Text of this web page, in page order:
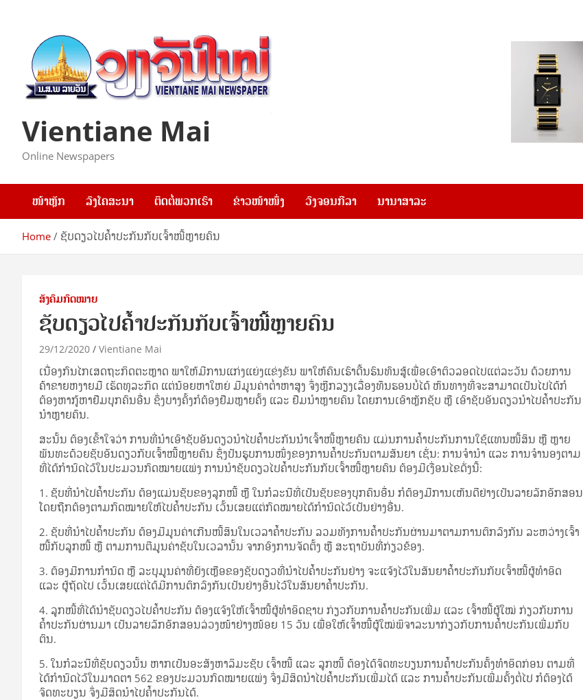
Vientiane Mai
Online Newspapers
ໜ້າຫຼັກ ລົງໂຄສະນາ ຕິດຕໍ່ພວກເຮົາ ຂ່າວໜ້າໜຶ່ງ ວົງຈອນກີລາ ນານາສາລະ
Home ຊັບດຽວໄປຄ້ຳປະກັນກັບເຈົ້າໜີ້ຫຼາຍຄົນ
ສັງຄົມກົດໝາຍ
ຊັບດຽວໄປຄ້ຳປະກັນກັບເຈົ້າໜີ້ຫຼາຍຄົນ
29/12/2020 Vientiane Mai
ເນື່ອງ​ກົນ​ໄກ​ເສດ­ຖະ­ກິດ​ຕະ­ຫຼາດ ພາ­ໃຫ້​ມີ​ການ​ແກ່ງ​ແຍ່ງ​ແຂ່ງ­ຂັນ ພາ­ໃຫ້​ຄົນ​ເຮົາ​ດີ້ນ­ຮົນ​ທົນ​ສູ້​ເພື່ອ​ເອົາ​ຕົວ​ລອດ​ໄປ​ແຕ່​ລະ​ວັນ ດ້ວຍ​ການ​
ຄ້າ­ຂາຍ​ຫງາຍ​ມື ເຮັດ​ທຸ­ລະ​ກິດ ແຕ່​ນ້ອຍ​ຫາ​ໃຫຍ່ ມີ​ມູນ​ຄ່າ​ຕ່ຳ​ຫາ​ສູງ ຈຶ່ງ​ຫຼີກ​ລຽງ​ເລື່ອງ​ທຶນ­ຮອນ​ບໍ່​ໄດ້ ຫົນ­ທາງ​ທີ່​ຈະ​ສາ­ມາດ​ເປັນ​ໄປ​ໄດ້​ກໍ​
ຕ້ອງ​ຫາ​ກູ້​ຫາ​ຢືມ​ບຸກ­ຄົນ​ອື່ນ ຊຶ່ງ​ບາງ​ຄັ້ງ​ກໍ​ຕ້ອງ​ຢືມ​ຫຼາຍ​ຄັ້ງ ແລະ ຢືມ​ນຳ​ຫຼາຍ​ຄົນ ໂດຍ​ການ​ເອົາ​ຫຼັກ​ຊັບ ຫຼື ເອົາ​ຊັບ​ອັນ​ດຽວ​ນຳ­ໄປ​ຄ້ຳ­ປະ­ກັນ​
ນຳ​ຫຼາຍ​ຄົນ.
ສະ­ນັ້ນ ຕ້ອງ​ເຂົ້າ­ໃຈ​ວ່າ ການ​ທີ່​ນຳ​ເອົາ​ຊັບ​ອັນ​ດຽວ​ນຳ­ໄປ​ຄ້ຳ­ປະ­ກັນ​ນຳ​ເຈົ້າ​ໜີ້​ຫຼາຍ​ຄົນ ແມ່ນ​ການ​ຄ້ຳ­ປະ­ກັນ​ການ​ໃຊ້​ແທນ​ໜີ້​ສິນ ຫຼື ຫຼາຍ​
ພັນ­ທະ​ດ້ວຍ​ຊັບ​ອັນ​ດຽວ​ກັບ​ເຈົ້າ​ໜີ້​ຫຼາຍ​ຄົນ ຊຶ່ງ​ປັນ​ຮູບ​ການ​ໜຶ່ງ​ຂອງ​ການ​ຄ້ຳ­ປະ­ກັນ​ຕາມ​ສັນ­ຍາ ເຊັ່ນ: ການ​ຈຳ­ນຳ ແລະ ການ​ຈຳ​ນອງ​ຕາມ​
ທີ່​ໄດ້​ກຳ­ນົດ​ໄວ້​ໃນ​ປະ­ມວນ​ກົດ­ໝາຍ​ແພ່ງ ການ​ນຳ​ຊັບ​ດຽວ​ໄປ​ຄ້ຳ­ປະ­ກັນ​ກັບ​ເຈົ້າ​ໜີ້​ຫຼາຍ​ຄົນ ຕ້ອງ​ມີ​ເງື່ອນ­ໄຂ​ດັ່ງ­ນີ້:
1. ຊັບ​ທີ່​ນຳ­ໄປ​ຄ້ຳ­ປະ­ກັນ ຕ້ອງ​ແມ່ນ​ຊັບ​ຂອງ​ລູກ​ໜີ້ ຫຼື ໃນ​ກໍ­ລະ­ນີ​ທີ່​ເປັນ​ຊັບ​ຂອງ​ບຸກ­ຄົນ​ອື່ນ ກໍ​ຕ້ອງ​ມີ​ການ​ເຫັນ​ດີ​ຢ່າງ​ເປັນ​ລາຍ​ລັກ​ອັກ­ສອນ
ໂດຍ​ຖືກ­ຕ້ອງ​ຕາມ​ກົດ­ໝາຍ​ໃຫ້​ໄປ​ຄ້ຳ­ປະ­ກັນ ເວັ້ນ​ເສຍ​ແຕ່​ກົດ­ໝາຍ​ໄດ້​ກຳ­ນົດ​ໄວ້​ເປັນ​ຢ່າງ​ອື່ນ.
2. ຊັບ​ທີ່​ນຳ­ໄປ​ຄ້ຳ­ປະ­ກັນ ຕ້ອງ​ມີ​ມູນ​ຄ່າ​ເກີນ​ໜີ້​ສິນ​ໃນ​ເວ­ລາ​ຄ້ຳ­ປະ­ກັນ ລວມ​ທັງ​ການ​ຄ້ຳ­ປະ­ກັນ​ຜ່ານ​ມາ​ຕາມ​ການ​ຕົກ­ລົງ​ກັນ ລະ­ຫວ່າງ​ເຈົ້າ​
ໜີ້​ກັບ​ລູກ​ໜີ້ ຫຼື ຕາມ​ການ​ຕີ​ມູນ​ຄ່າ​ຊັບ​ໃນ​ເວ­ລາ​ນັ້ນ ຈາກ​ອົງ​ການ­ຈັດ­ຕັ້ງ ຫຼື ສະ​ຖາ​ບັນ​ທີ່​ກ່ຽວ­ຂ້ອງ.
3. ຕ້ອງ​ມີ​ການ​ກຳ­ນົດ ຫຼື ລະ­ບຸ​ມູນ​ຄ່າ​ທີ່​ຍັງ​ເຫຼືອ​ຂອງ​ຊັບ​ດຽວ​ທີ່​ນຳ­ໄປ​ຄ້ຳ­ປະ­ກັນ​ຢ່າງ ຈະ­ແຈ້ງ​ໄວ້​ໃນ​ສັນ­ຍາ​ຄ້ຳ­ປະ­ກັນ​ກັບ​ເຈົ້າ​ໜີ້​ຜູ້​ທຳ​ອິດ
ແລະ ຜູ້​ຖັດ​ໄປ ເວັ້ນ​ເສຍ​ແຕ່​ໄດ້​ມີ​ການ​ຕົກ­ລົງ​ກັນ​ເປັນ​ຢ່າງ​ອື່ນ​ໄວ້​ໃນ​ສັນ­ຍາ​ຄ້ຳ­ປະ­ກັນ.
4. ລູກ​ໜີ້​ທີ່​ໄດ້​ນຳ​ຊັບ​ດຽວ​ໄປ​ຄ້ຳ­ປະ­ກັນ ຕ້ອງ​ແຈ້ງ​ໃຫ້​ເຈົ້າ​ໜີ້​ຜູ້​ທຳ​ອິດ​ຊາບ ກ່ຽວ​ກັບ​ການ​ຄ້ຳ­ປະ­ກັນ​ເພີ່ມ ແລະ ເຈົ້າ​ໜີ້​ຜູ້​ໃໝ່ ກ່ຽວ​ກັບ​ການ​
ຄ້ຳ­ປະ­ກັນ​ຜ່ານ​ມາ ເປັນ​ລາຍ​ລັກ​ອັກ­ສອນ​ລ່ວງ​ໜ້າ​ຢ່າງ​ໜ້ອຍ 15 ວັນ ເພື່ອ​ໃຫ້​ເຈົ້າ​ໜີ້​ຜູ້​ໃໝ່​ພິ­ຈາ­ລະ­ນາ​ກ່ຽວ​ກັບ​ການ​ຄ້ຳ­ປະ­ກັນ​ເພີ່ມ​ກັບ​
ຕົນ.
5. ໃນ​ກໍ­ລະ­ນີ​ທີ່​ຊັບ​ດຽວ​ນັ້ນ ຫາກ​ເປັນ​ອະ­ສັງ­ຫາ­ລິ­ມະ​ຊັບ ເຈົ້າ​ໜີ້ ແລະ ລູກ​ໜີ້ ຕ້ອງ​ໄດ້​ຈົດ​ທະ­ບຽນ​ການ​ຄ້ຳ­ປະ­ກັນ​ຄັ້ງ​ທຳ​ອິດ​ກ່ອນ ຕາມ​ທີ່​
ໄດ້​ກຳ­ນົດ​ໄວ້​ໃນ​ມາດ­ຕາ 562 ຂອງ​ປະ­ມວນ​ກົດ­ໝາຍ​ແພ່ງ ຈຶ່ງ​ມີ​ສິດ​ນຳ­ໄປ​ຄ້ຳ­ປະ­ກັນ​ເພີ່ມ​ໄດ້ ແລະ ການ​ຄ້ຳ­ປະ­ກັນ​ເພີ່ມ​ຄັ້ງ​ຕໍ່​ໄປ ກໍ​ຕ້ອງ​ໄດ້​
ຈົດ​ທະ­ບຽນ ຈຶ່ງ​ມີ​ສິດ​ນຳ­ໄປ​ຄ້ຳ­ປະ­ກັນ​ໄດ້.